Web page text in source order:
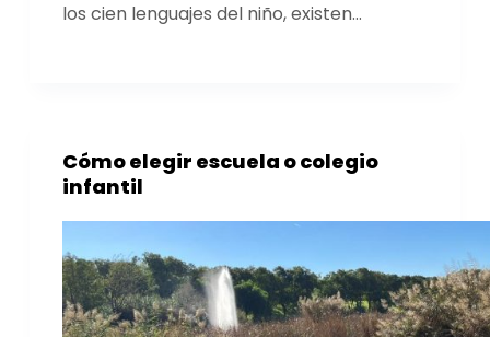
los cien lenguajes del niño, existen…
Cómo elegir escuela o colegio
infantil